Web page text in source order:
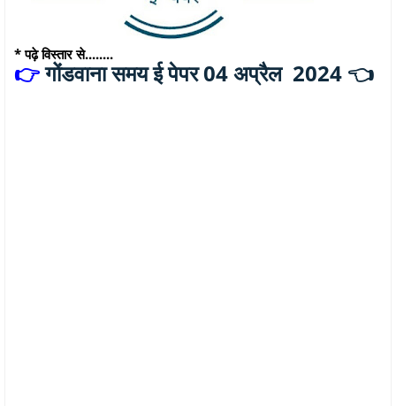
* पढ़े विस्तार से........
👉गोंडवाना समय ई पेपर 04 अप्रैल 2024 👈